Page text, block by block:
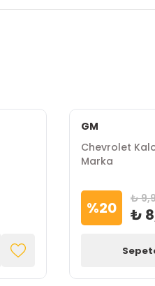
GM
Chevrolet
Marka
%20 ₺
₺